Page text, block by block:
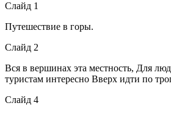
Слайд 1
Путешествие в горы.
Слайд 2
Вся в вершинах эта местность, Для
туристам интересно Вверх идти по
Слайд 4